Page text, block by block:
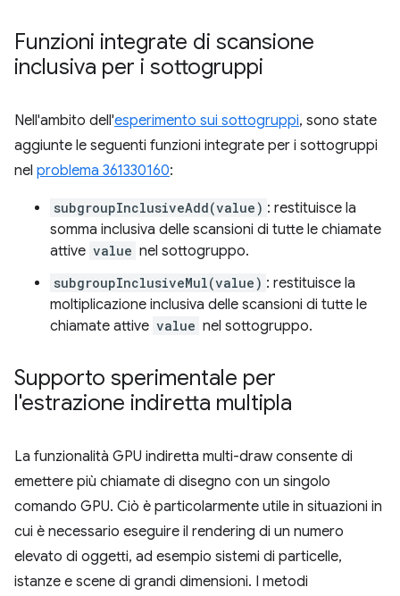
Funzioni integrate di scansione
inclusiva per i sottogruppi
Nell'ambito dell'esperimento sui sottogruppi, sono state
aggiunte le seguenti funzioni integrate per i sottogruppi
nel problema 361330160:
subgroupInclusiveAdd(value) : restituisce la
somma inclusiva delle scansioni di tutte le chiamate
attive value nel sottogruppo.
subgroupInclusiveMul(value) : restituisce la
moltiplicazione inclusiva delle scansioni di tutte le
chiamate attive value nel sottogruppo.
Supporto sperimentale per
l'estrazione indiretta multipla
La funzionalità GPU indiretta multi-draw consente di
emettere più chiamate di disegno con un singolo
comando GPU. Ciò è particolarmente utile in situazioni in
cui è necessario eseguire il rendering di un numero
elevato di oggetti, ad esempio sistemi di particelle,
istanze e scene di grandi dimensioni. I metodi